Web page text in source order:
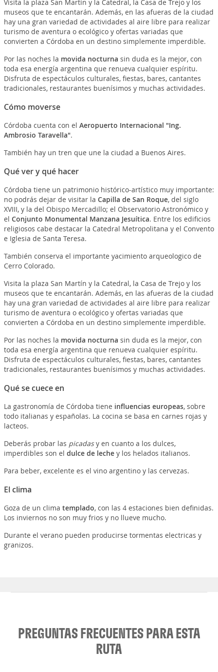
Visita la plaza San Martín y la Catedral, la Casa de Trejo y los
museos que te encantarán. Además, en las afueras de la ciudad
hay una gran variedad de actividades al aire libre para realizar
turismo de aventura o ecológico y ofertas variadas que
convierten a Córdoba en un destino simplemente imperdible.
Por las noches la movida nocturna sin duda es la mejor, con
toda esa energía argentina que renueva cualquier espíritu.
Disfruta de espectáculos culturales, fiestas, bares, cantantes
tradicionales, restaurantes buenísimos y muchas actividades.
Cómo moverse
Córdoba cuenta con el Aeropuerto Internacional "Ing.
Ambrosio Taravella".
También hay un tren que une la ciudad a Buenos Aires.
Qué ver y qué hacer
Córdoba tiene un patrimonio histórico-artístico muy importante:
no podrás dejar de visitar la Capilla de San Roque, del siglo
XVIII, y la del Obispo Mercadillo; el Observatorio Astronómico y
el Conjunto Monumental Manzana Jesuítica. Entre los edificios
religiosos cabe destacar la Catedral Metropolitana y el Convento
e Iglesia de Santa Teresa.
También conserva el importante yacimiento arqueologico de
Cerro Colorado.
Visita la plaza San Martín y la Catedral, la Casa de Trejo y los
museos que te encantarán. Además, en las afueras de la ciudad
hay una gran variedad de actividades al aire libre para realizar
turismo de aventura o ecológico y ofertas variadas que
convierten a Córdoba en un destino simplemente imperdible.
Por las noches la movida nocturna sin duda es la mejor, con
toda esa energía argentina que renueva cualquier espíritu.
Disfruta de espectáculos culturales, fiestas, bares, cantantes
tradicionales, restaurantes buenísimos y muchas actividades.
Qué se cuece en
La gastronomía de Córdoba tiene influencias europeas, sobre
todo italianas y españolas. La cocina se basa en carnes rojas y
lacteos.
Deberás probar las picadasy en cuanto a los dulces,
imperdibles son el dulce de lechey los helados italianos.
Para beber, excelente es el vino argentino y las cervezas.
El clima
Goza de un clima templado, con las 4 estaciones bien definidas.
Los inviernos no son muy frios y no llueve mucho.
Durante el verano pueden producirse tormentas electricas y
granizos.
PREGUNTAS FRECUENTES PARA ESTA
RUTA